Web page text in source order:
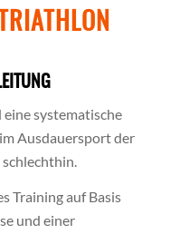
systematische
Ausdauersport der
Training auf Basis
und einer